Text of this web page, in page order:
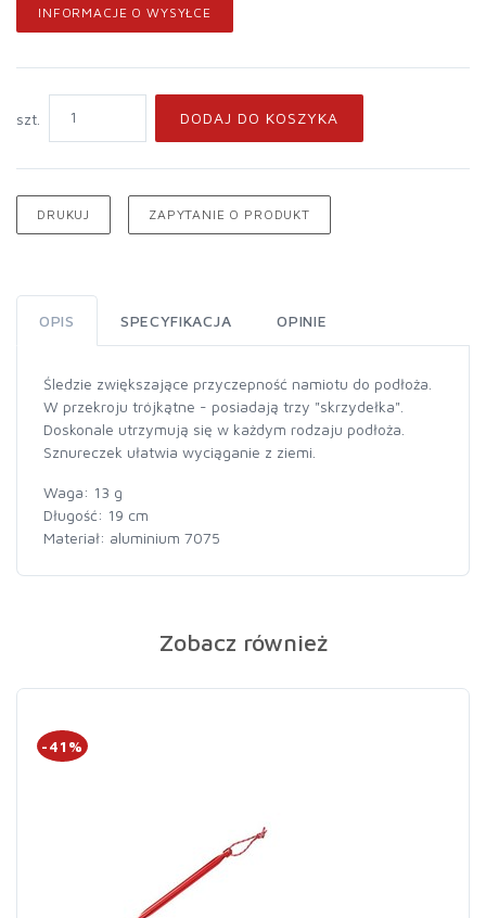
INFORMACJE O WYSYŁCE
szt. DODAJ DO KOSZYKA
DRUKUJ ZAPYTANIE O PRODUKT
OPIS SPECYFIKACJA OPINIE
Śledzie zwiększające przyczepność namiotu do podłoża.
W przekroju trójkątne - posiadają trzy "skrzydełka".
Doskonale utrzymują się w każdym rodzaju podłoża.
Sznureczek ułatwia wyciąganie z ziemi.
Waga: 13 g
Długość: 19 cm
Materiał: aluminium 7075
Zobacz również
-41%